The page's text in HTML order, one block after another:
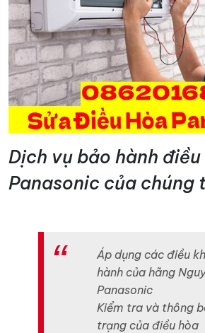
Dịch vụ bảo hành điều
Panasonic của chúng
Áp dụng các điều
hành của hãng
Panasonic
Kiểm tra và thông
trạng của điều hòa